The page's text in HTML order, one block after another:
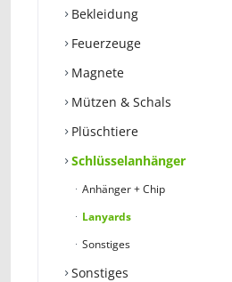
Bekleidung
Feuerzeuge
Magnete
Mützen & Schals
Plüschtiere
Schlüsselanhänger
Anhänger + Chip
Lanyards
Sonstiges
Sonstiges